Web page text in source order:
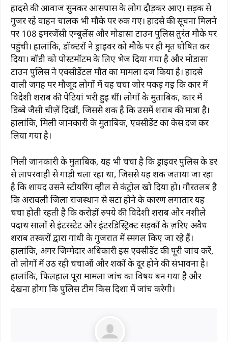
हादसे की आवाज सुनकर आसपास के लोग दौड़कर आए। सड़क से
गुजर रहे वाहन चालक भी मौके पर रुक गए। हादसे की सूचना मिलने
पर 108 इमरजेंसी एम्बुलेंस और मोडासा टाउन पुलिस तुरंत मौके पर
पहुंची। हालांकि, डॉक्टरों ने ड्राइवर को मौके पर ही मृत घोषित कर
दिया। बॉडी को पोस्टमॉर्टम के लिए भेज दिया गया है और मोडासा
टाउन पुलिस ने एक्सीडेंटल मौत का मामला दर्ज किया है। हादसे
वाली जगह पर मौजूद लोगों में यह चर्चा जोर पकड़ गई कि कार में
विदेशी शराब की पेटियां भरी हुई थीं। लोगों के मुताबिक, कार में
डिब्बे जैसी चीज़ें दिखीं, जिससे शक है कि उसमें शराब की मात्रा है।
हालांकि, मिली जानकारी के मुताबिक, एक्सीडेंट का केस दर्ज कर
लिया गया है।
मिली जानकारी के मुताबिक, यह भी चर्चा है कि ड्राइवर पुलिस के डर
से लापरवाही से गाड़ी चला रहा था, जिससे यह शक जताया जा रहा
है कि शायद उसने स्टीयरिंग व्हील से कंट्रोल खो दिया हो। गौरतलब है
कि अरावली जिला राजस्थान से सटा होने के कारण लगातार यह
चर्चा होती रहती है कि करोड़ों रुपये की विदेशी शराब और नशीले
पदार्थ सालों से इंटरस्टेट और इंटरडिस्ट्रिक्ट सड़कों के ज़रिए अवैध
शराब तस्करों द्वारा गांधी के गुजरात में स्मगल किए जा रहे हैं।
हालांकि, अगर जिम्मेदार अधिकारी इस एक्सीडेंट की पूरी जांच करें,
तो लोगों में उठ रही चर्चाओं और शकों के दूर होने की संभावना है।
हालांकि, फिलहाल पूरा मामला जांच का विषय बन गया है और
देखना होगा कि पुलिस टीम किस दिशा में जांच करेगी।